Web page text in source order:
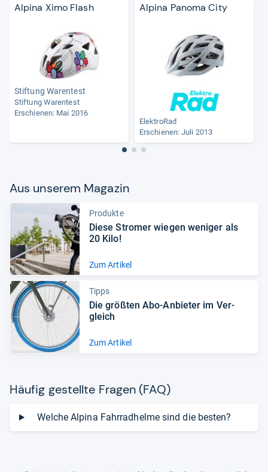
Alpina Ximo Flash
Stiftung Warentest
Stiftung Warentest
Erschienen: Mai 2016
Alpina Panoma City
ElektroRad
Erschienen: Juli 2013
Aus unse­rem Maga­zin
Produkte
Diese Stro­mer wie­gen weni­ger als
20 Kilo!
Zum Artikel
Tipps
Die größ­ten Abo-​Anbie­ter im Ver­
gleich
Zum Artikel
Häu­fig gestellte Fra­gen (FAQ)
Welche Alpina Fahrradhelme sind die besten?